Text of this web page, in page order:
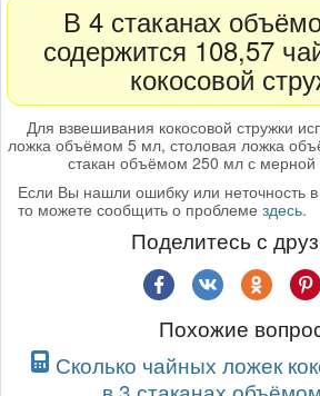
В 4 стаканах
содержится 108,57
кокосовой
Для взвешивания кокосовой стружки
ложка объёмом 5 мл, столовая ложка
стакан объёмом 250 мл с мерной
Если Вы нашли ошибку или неточность в
то можете сообщить о проблеме здесь.
Поделитесь с
Похожие
Сколько чайных ложек